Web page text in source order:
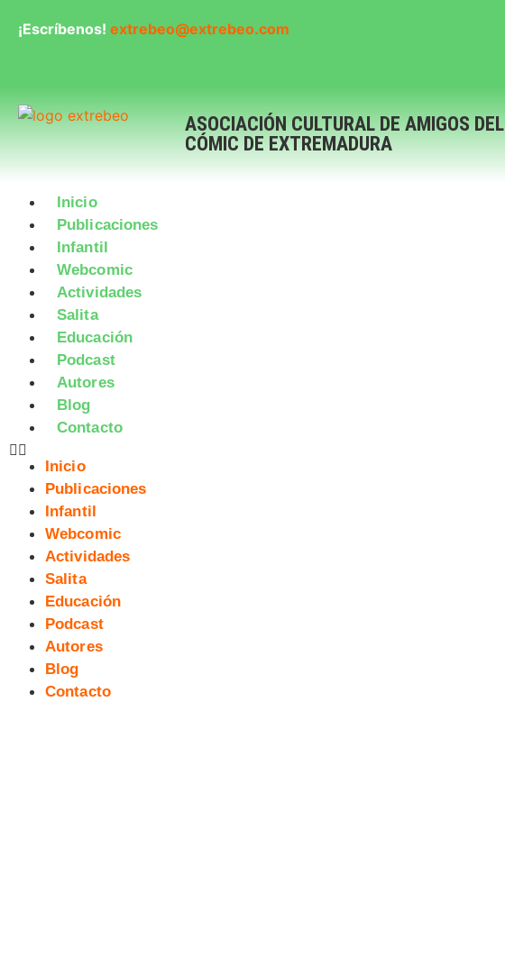
¡Escríbenos! extrebeo@extrebeo.com
ASOCIACIÓN CULTURAL DE AMIGOS DEL
CÓMIC DE EXTREMADURA
Inicio
Publicaciones
Infantil
Webcomic
Actividades
Salita
Educación
Podcast
Autores
Blog
Contacto
Inicio
Publicaciones
Infantil
Webcomic
Actividades
Salita
Educación
Podcast
Autores
Blog
Contacto